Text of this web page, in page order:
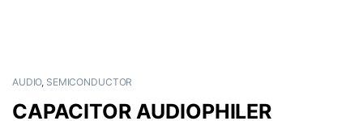
AUDIO, SEMICONDUCTOR
CAPACITOR AUDIOPHILER